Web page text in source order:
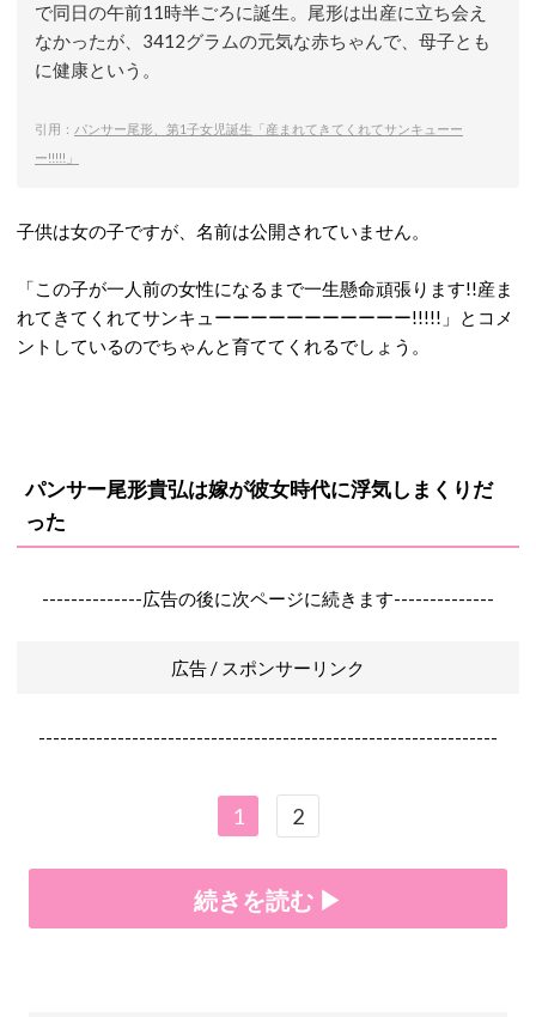
で同日の午前11時半ごろに誕生。尾形は出産に立ち会え
なかったが、3412グラムの元気な赤ちゃんで、母子とも
に健康という。
引用： パンサー尾形、第1子女児誕生「産まれてきてくれてサンキューー
ー!!!!!」
子供は女の子ですが、名前は公開されていません。
「この子が一人前の女性になるまで一生懸命頑張ります!!産ま
れてきてくれてサンキューーーーーーーーーーー!!!!!」とコメ
ントしているのでちゃんと育ててくれるでしょう。
パンサー尾形貴弘は嫁が彼女時代に浮気しまくりだ
った
--------------広告の後に次ページに続きます--------------
広告 / スポンサーリンク
----------------------------------------------------------------
1 2
続きを読む ▶